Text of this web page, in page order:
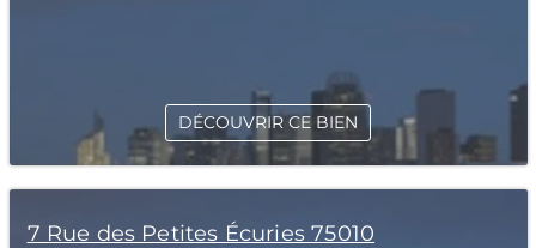
DÉCOUVRIR CE BIEN
7 Rue des Petites Écuries 75010